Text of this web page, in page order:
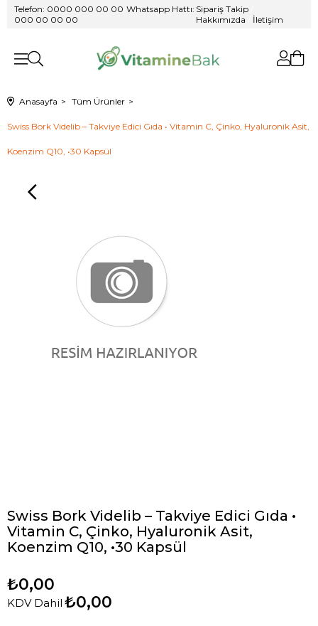
Telefon: 0000 000 00 00 Whatsapp Hattı:
000 00 00 00
Sipariş Takip
Hakkımızda
İletişim
Anasayfa Tüm Ürünler
Swiss Bork Videlib – Takviye Edici Gıda • Vitamin C, Çinko, Hyaluronik Asit,
Koenzim Q10, •30 Kapsül
Swiss Bork Videlib – Takviye Edici Gıda •
Vitamin C, Çinko, Hyaluronik Asit,
Koenzim Q10, •30 Kapsül
₺0,00
KDV Dahil ₺0,00